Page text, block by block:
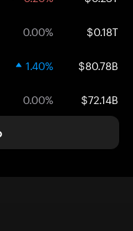
0.00% $0.18T
1.40% $80.78B
0.00% $72.14B